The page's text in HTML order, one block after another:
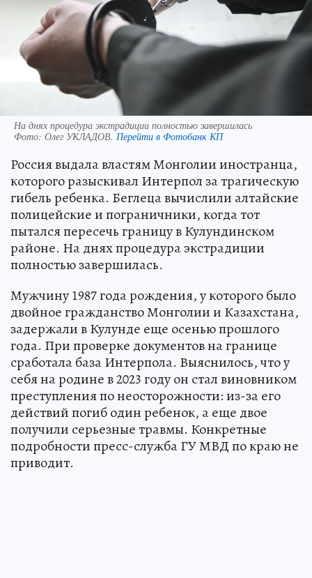
На днях процедура экстрадиции полностью завершилась
Фото: Олег УКЛАДОВ. Перейти в Фотобанк КП
Россия выдала властям Монголии иностранца,
которого разыскивал Интерпол за трагическую
гибель ребенка. Беглеца вычислили алтайские
полицейские и пограничники, когда тот
пытался пересечь границу в Кулундинском
районе. На днях процедура экстрадиции
полностью завершилась.
Мужчину 1987 года рождения, у которого было
двойное гражданство Монголии и Казахстана,
задержали в Кулунде еще осенью прошлого
года. При проверке документов на границе
сработала база Интерпола. Выяснилось, что у
себя на родине в 2023 году он стал виновником
преступления по неосторожности: из-за его
действий погиб один ребенок, а еще двое
получили серьезные травмы. Конкретные
подробности пресс-служба ГУ МВД по краю не
приводит.